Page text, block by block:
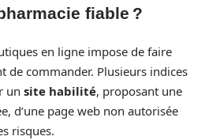
fiable ?
en ligne impose de faire
de commander. Plusieurs indices
un site habilité, proposant une
d’une page web non autorisée
risques.